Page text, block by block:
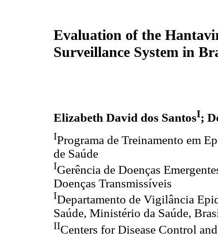
Evaluation of the
Surveillance System in
Elizabeth David dos SantosI;
IPrograma de Treinamento em
de Saúde
IGerência de Doenças
Doenças Transmissíveis
IDepartamento de Vigilância
Saúde, Ministério da Saúde,
IICenters for Disease Control